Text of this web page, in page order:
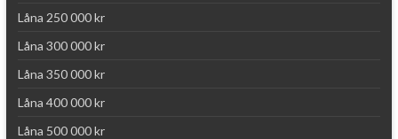
Låna 250 000 kr
Låna 300 000 kr
Låna 350 000 kr
Låna 400 000 kr
Låna 500 000 kr